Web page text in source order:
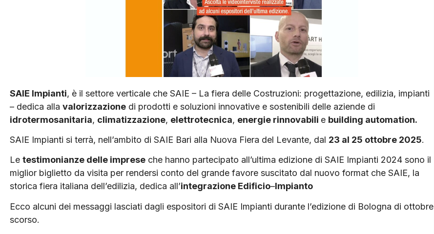
SAIE Impianti, è il settore verticale che SAIE – La fiera delle Costruzioni: progettazione, edilizia, impianti
– dedica alla valorizzazione di prodotti e soluzioni innovative e sostenibili delle aziende di
idrotermosanitaria, climatizzazione, elettrotecnica, energie rinnovabili e building automation.
SAIE Impianti si terrà, nell’ambito di SAIE Bari alla Nuova Fiera del Levante, dal 23 al 25 ottobre 2025.
Le testimonianze delle imprese che hanno partecipato all’ultima edizione di SAIE Impianti 2024 sono il
miglior biglietto da visita per rendersi conto del grande favore suscitato dal nuovo format che SAIE, la
storica fiera italiana dell’edilizia, dedica all’integrazione Edificio–Impianto
Ecco alcuni dei messaggi lasciati dagli espositori di SAIE Impianti durante l’edizione di Bologna di ottobre
scorso.